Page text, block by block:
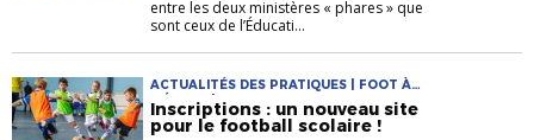
entre les deux ministères « phares » que
sont ceux de l’Éducati...
ACTUALITÉS DES PRATIQUES | FOOT À
L'ÉCOLE | PRATIQUES
Inscriptions : un nouveau site
pour le football scolaire !